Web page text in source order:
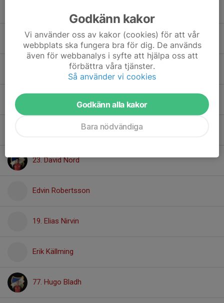
14. Alexander Sjöström
31. Alexandre W. Hachette
Calle Öhrström Wisén
23. David Nord
Edvin Robertsson
19. Elias Nirvin
Erik Källming
77. Hugo Bladh
Godkänn kakor
Vi använder oss av kakor (cookies) för att vår
webbplats ska fungera bra för dig. De används
även för webbanalys i syfte att hjälpa oss att
förbättra våra tjänster.
Så använder vi cookies
Godkänn alla kakor
Bara nödvändiga